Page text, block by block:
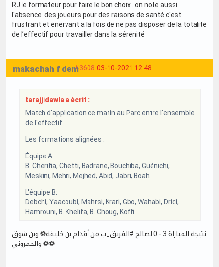
RJ le formateur pour faire le bon choix . on note aussi
l'absence des joueurs pour des raisons de santé c'est
frustrant et énervant a la fois de ne pas disposer de la totalité
de l’effectif pour travailler dans la sérénité
#3608 03-10-2021 12:48
makachah f dem
tarajjidawla a écrit :
Match d'application ce matin au Parc entre l'ensemble
de l'effectif
Les formations alignées :
Équipe A:
B. Cherifia, Chetti, Badrane, Bouchiba, Guénichi,
Meskini, Mehri, Mejhed, Abid, Jabri, Boah
L'équipe B:
Debchi, Yaacoubi, Mahrsi, Krari, Gbo, Wahabi, Dridi,
Hamrouni, B. Khelifa, B. Choug, Koffi
نتيجة المباراة 3 - 0 لصالح #الفريق_ب من أقدام بن خليفة⚽ وبن شوق
⚽ والحمروني⚽